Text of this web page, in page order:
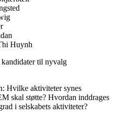
Huynh
til nyvalg
Hvilke aktiviteter synes
skal støtte? Hvordan inddrages
i selskabets aktiviteter?